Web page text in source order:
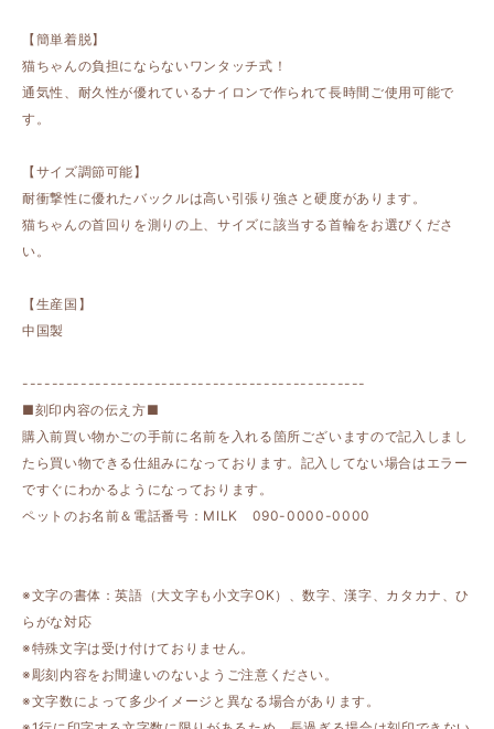
【簡単着脱】
猫ちゃんの負担にならないワンタッチ式！
通気性、耐久性が優れているナイロンで作られて長時間ご使用可能で
す。
【サイズ調節可能】
耐衝撃性に優れたバックルは高い引張り強さと硬度があります。
猫ちゃんの首回りを測りの上、サイズに該当する首輪をお選びくださ
い。
【生産国】
中国製
-----------------------------------------------
■刻印内容の伝え方■
購入前買い物かごの手前に名前を入れる箇所ございますので記入しまし
たら買い物できる仕組みになっております。記入してない場合はエラー
ですぐにわかるようになっております。
ペットのお名前＆電話番号：MILK 090-0000-0000
※文字の書体：英語（大文字も小文字OK）、数字、漢字、カタカナ、ひ
らがな対応
※特殊文字は受け付けておりません。
※彫刻内容をお間違いのないようご注意ください。
※文字数によって多少イメージと異なる場合があります。